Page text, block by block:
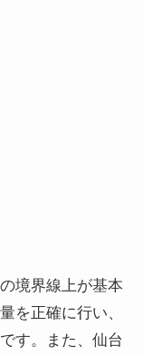
境界線上が基本
を正確に行い、
す。また、仙台